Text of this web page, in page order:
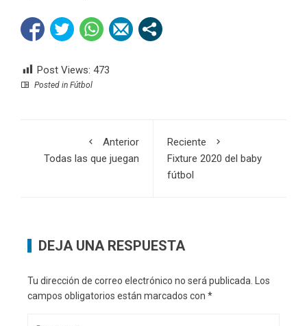
Post Views: 473
Posted in Fútbol
Anterior
Todas las que juegan
Reciente
Fixture 2020 del baby
fútbol
DEJA UNA RESPUESTA
Tu dirección de correo electrónico no será publicada.
Los
campos obligatorios están marcados con *